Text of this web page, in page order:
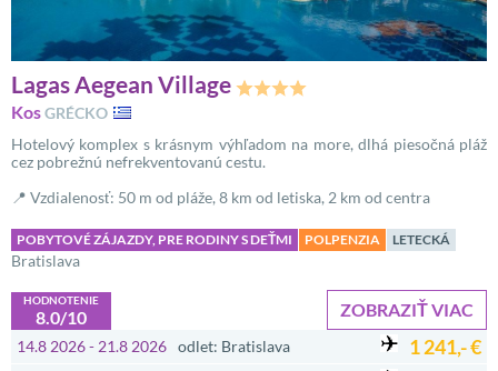
Lagas Aegean Village
KosGRÉCKO
Hotelový komplex s krásnym výhľadom na more, dlhá piesočná pláž
cez pobrežnú nefrekventovanú cestu.
📍 Vzdialenosť: 50 m od pláže, 8 km od letiska, 2 km od centra
POBYTOVÉ ZÁJAZDY, PRE RODINY S DEŤMI POLPENZIA LETECKÁ
Bratislava
ZOBRAZIŤ VIAC
HODNOTENIE
8.0/10
14.8 2026 - 21.8 2026 odlet: Bratislava 1 241,- €